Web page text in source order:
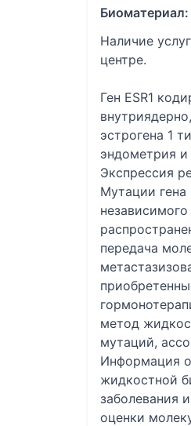
Биоматериал:
Наличие
центре.
Ген ESR1
эстрогена 1
эндометрия и
Экспрессия
Мутации гена
передача
метод
мутаций,
Информация
жидкостной
заболевания
оценки